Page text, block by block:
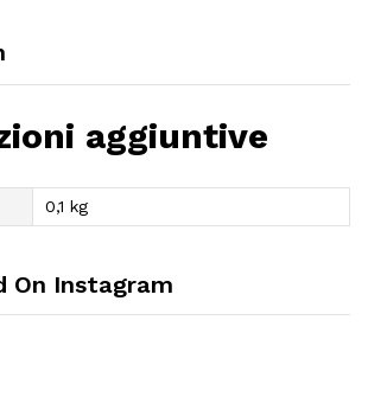
aggiuntive
0,1 kg
On Instagram